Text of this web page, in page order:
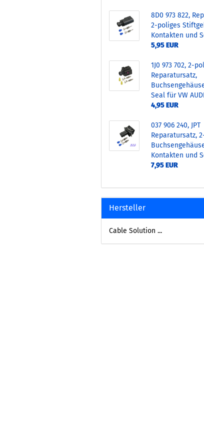
8D0 973 822,
2-poliges
Kontakten und
5,95 EUR
1J0 973 702, 2-
Reparatursatz,
Seal für VW AUDI
4,95 EUR
037 906 240, JPT
Reparatursatz,
Kontakten und
7,95 EUR
Hersteller
Cable Solution ...